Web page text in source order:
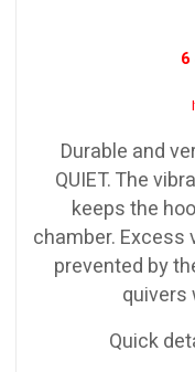
Durable and
QUIET. The
keeps the
chamber.
prevented by
quivers
Quick